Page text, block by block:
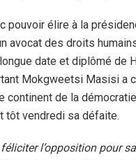
pouvoir élire à la
avocat des droits
date et diplômé de
Mokgweetsi Masisi a
continent de la
tôt vendredi sa défaite.
l’opposition pour